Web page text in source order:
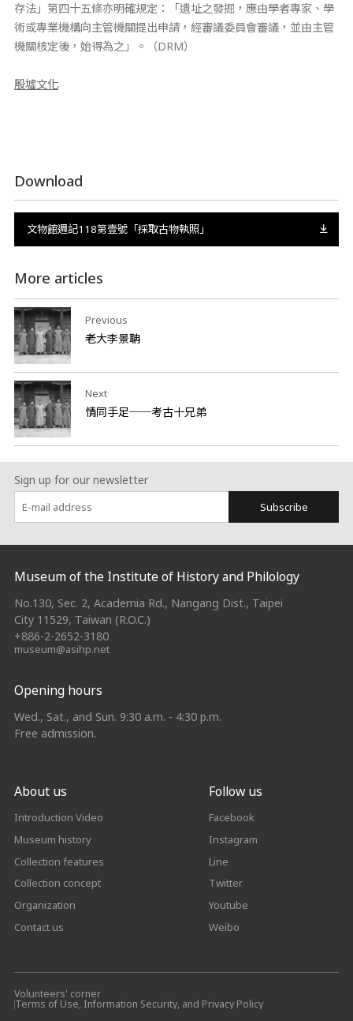
存法」第四十五條亦明確規定：「遺址之發掘，應由學者專家、學
術或專業機構向主管機關提出申請，經審議委員會審議，並由主管
機關核定後，始得為之」。（DRM）
殷墟文化
Download
文物館週記118第壹號「採取古物執照」
More articles
Previous
老大李景聃
Next
情同手足──考古十兄弟
Sign up for our newsletter
Subscribe
:::
Museum of the Institute of History and Philology
No.130, Sec. 2, Academia Rd., Nangang Dist., Taipei
City 11529, Taiwan (R.O.C.)
+886-2-2652-3180
museum@asihp.net
Opening hours
Wed., Sat., and Sun. 9:30 a.m. - 4:30 p.m.
Free admission.
About us
Introduction Video
Museum history
Collection features
Collection concept
Organization
Contact us
Follow us
Facebook
Instagram
Line
Twitter
Youtube
Weibo
Volunteers' corner
Terms of Use, Information Security, and Privacy Policy